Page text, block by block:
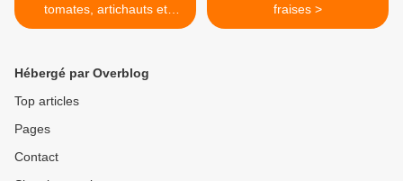
tomates, artichauts et
provolone
fraises >
Hébergé par Overblog
Top articles
Pages
Contact